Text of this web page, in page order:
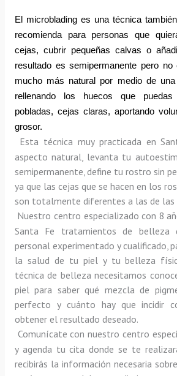
El microblading es una técnica
recomienda para personas que
cejas, cubrir pequeñas calvas o
resultado es semipermanente pero
mucho más natural por medio de
rellenando los huecos que
pobladas, cejas claras, aportando
grosor.
Esta técnica muy practicada en
aspecto natural, levanta tu
semipermanente, define tu rostro sin
ya que las cejas que se hacen en los
son totalmente diferentes a las de las
Nuestro centro especializado con 8
Santa Fe tratamientos de belleza
personal experimentado y cualificado,
la salud de tu piel y tu belleza
técnica de belleza necesitamos
piel para saber qué mezcla de
perfecto y cuánto hay que incidir
obtener el resultado deseado.
Comunícate con nuestro centro
y agenda tu cita donde se te
recibirás la información necesaria